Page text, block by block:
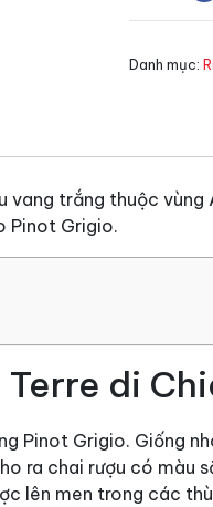
di
IGT
Danh mục:
vang trắng thuộc vùng
Pinot Grigio.
di
Pinot Grigio. Giống
ra chai rượu có
lên men trong các